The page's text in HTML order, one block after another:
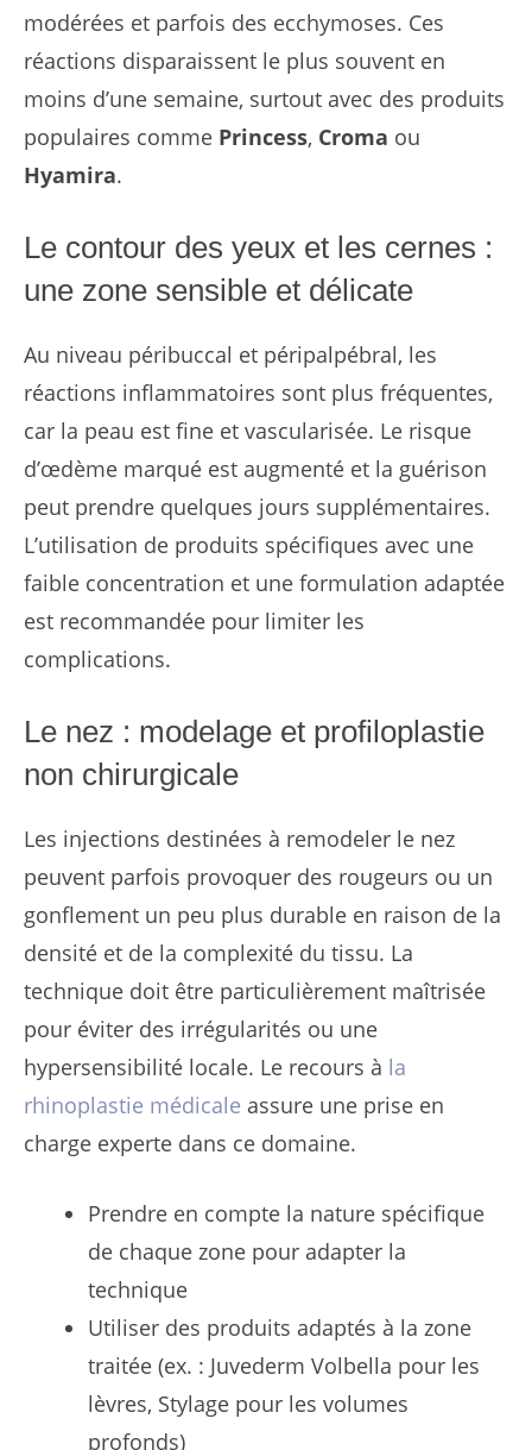
modérées et parfois des ecchymoses. Ces
réactions disparaissent le plus souvent en
moins d’une semaine, surtout avec des produits
populaires comme Princess, Croma ou
Hyamira.
Le contour des yeux et les cernes :
une zone sensible et délicate
Au niveau péribuccal et péripalpébral, les
réactions inflammatoires sont plus fréquentes,
car la peau est fine et vascularisée. Le risque
d’œdème marqué est augmenté et la guérison
peut prendre quelques jours supplémentaires.
L’utilisation de produits spécifiques avec une
faible concentration et une formulation adaptée
est recommandée pour limiter les
complications.
Le nez : modelage et profiloplastie
non chirurgicale
Les injections destinées à remodeler le nez
peuvent parfois provoquer des rougeurs ou un
gonflement un peu plus durable en raison de la
densité et de la complexité du tissu. La
technique doit être particulièrement maîtrisée
pour éviter des irrégularités ou une
hypersensibilité locale. Le recours à la
rhinoplastie médicale assure une prise en
charge experte dans ce domaine.
Prendre en compte la nature spécifique
de chaque zone pour adapter la
technique
Utiliser des produits adaptés à la zone
traitée (ex. : Juvederm Volbella pour les
lèvres, Stylage pour les volumes
profonds)